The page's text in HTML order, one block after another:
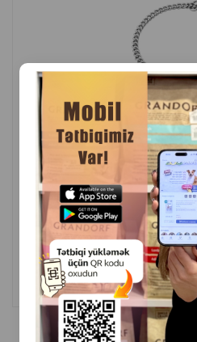
( Rəylər)
Çəki
1 ədəd